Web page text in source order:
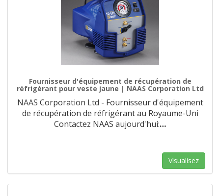
Fournisseur d'équipement de récupération de
réfrigérant pour veste jaune | NAAS Corporation Ltd
NAAS Corporation Ltd - Fournisseur d'équipement
de récupération de réfrigérant au Royaume-Uni
Contactez NAAS aujourd'hui:…
Visualisez